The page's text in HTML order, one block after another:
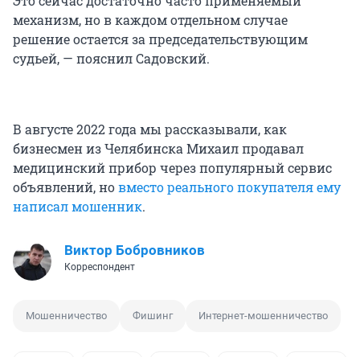
механизм, но в каждом отдельном случае
решение остается за председательствующим
судьей, — пояснил Садовский.
В августе 2022 года мы рассказывали, как
бизнесмен из Челябинска Михаил продавал
медицинский прибор через популярный сервис
объявлений, новместо реального покупателя ему
написал мошенник.
Виктор Бобровников
Корреспондент
Мошенничество Фишинг Интернет-мошенничество